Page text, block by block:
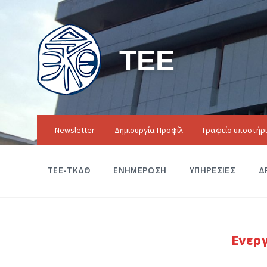
ΤΕΕ
Newsletter Δημιουργία Προφίλ Γραφείο
ΤΕΕ-ΤΚΔΘ ΕΝΗΜΕΡΩΣΗ ΥΠΗΡΕΣΙΕΣ